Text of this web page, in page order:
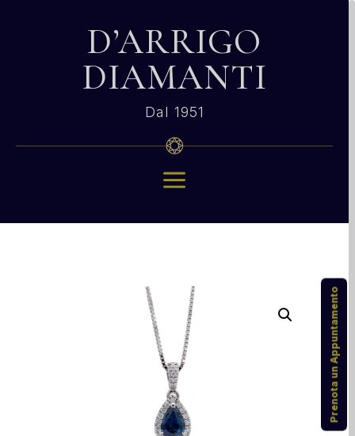
D’ARRIGO
DIAMANTI
Dal 1951
a
Prenota un Appuntamento